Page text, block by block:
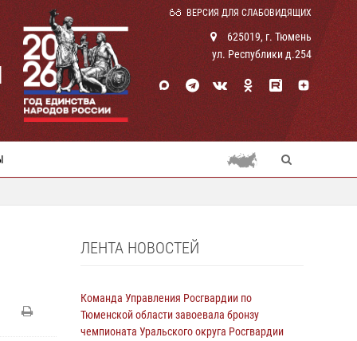
ВЕРСИЯ ДЛЯ СЛАБОВИДЯЩИХ
625019, г. Тюмень
ул. Республики д.254
ЛЕНТА НОВОСТЕЙ
Команда Управления Росгвардии по
Тюменской области завоевала бронзу
чемпионата Уральского округа Росгвардии